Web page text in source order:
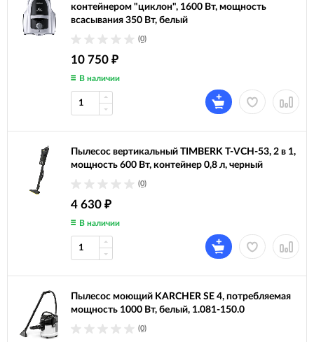
контейнером "циклон", 1600 Вт, мощность
всасывания 350 Вт, белый
(0)
10 750 ₽
В наличии
Пылесос вертикальный TIMBERK T-VCH-53, 2 в 1,
мощность 600 Вт, контейнер 0,8 л, черный
(0)
4 630 ₽
В наличии
Пылесос моющий KARCHER SE 4, потребляемая
мощность 1000 Вт, белый, 1.081-150.0
(0)